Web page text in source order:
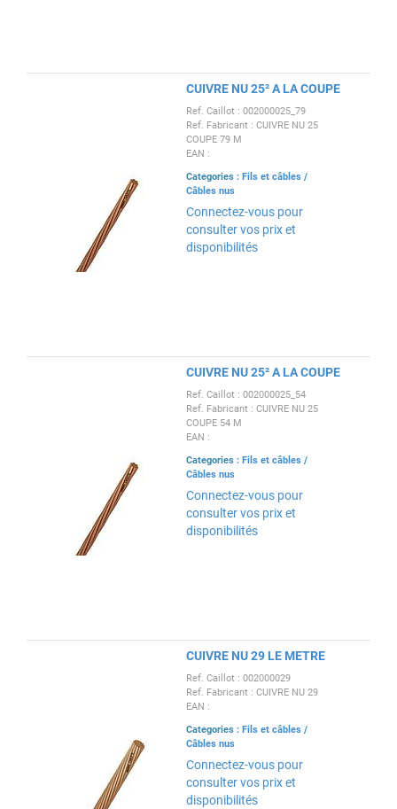
CUIVRE NU 25² A LA COUPE
Ref. Caillot : 002000025_79
Ref. Fabricant : CUIVRE NU 25
COUPE 79 M
EAN :
Categories : Fils et câbles /
Câbles nus
Connectez-vous pour
consulter vos prix et
disponibilités
CUIVRE NU 25² A LA COUPE
Ref. Caillot : 002000025_54
Ref. Fabricant : CUIVRE NU 25
COUPE 54 M
EAN :
Categories : Fils et câbles /
Câbles nus
Connectez-vous pour
consulter vos prix et
disponibilités
CUIVRE NU 29 LE METRE
Ref. Caillot : 002000029
Ref. Fabricant : CUIVRE NU 29
EAN :
Categories : Fils et câbles /
Câbles nus
Connectez-vous pour
consulter vos prix et
disponibilités